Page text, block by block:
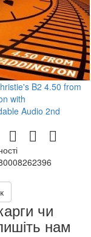
B2 4.50 from
with
Audio 2nd
чи
нам